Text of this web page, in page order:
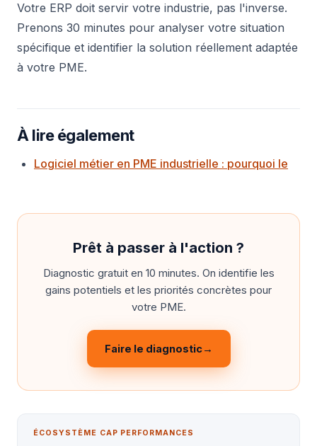
Votre ERP doit servir votre industrie, pas l'inverse.
Prenons 30 minutes pour analyser votre situation
spécifique et identifier la solution réellement adaptée
à votre PME.
À lire également
Logiciel métier en PME industrielle : pourquoi le
Prêt à passer à l'action ?
Diagnostic gratuit en 10 minutes. On identifie les
gains potentiels et les priorités concrètes pour
votre PME.
Faire le diagnostic→
ÉCOSYSTÈME CAP PERFORMANCES